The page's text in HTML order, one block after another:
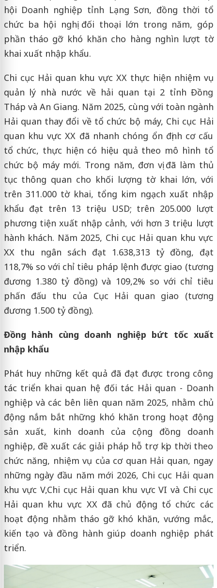
hội Doanh nghiệp tỉnh Lạng Sơn, đồng thời tổ
chức ba hội nghị đối thoại lớn trong năm, góp
phần tháo gỡ khó khăn cho hàng nghìn lượt tờ
khai xuất nhập khẩu.
Chi cục Hải quan khu vực XX thực hiện nhiệm vụ
quản lý nhà nước về hải quan tại 2 tỉnh Đồng
Tháp và An Giang. Năm 2025, cùng với toàn ngành
Hải quan thay đổi về tổ chức bộ máy, Chi cục Hải
quan khu vực XX đã nhanh chóng ổn định cơ cấu
tổ chức, thực hiện có hiệu quả theo mô hình tổ
chức bộ máy mới. Trong năm, đơn vị đã làm thủ
tục thông quan cho khối lượng tờ khai lớn, với
trên 311.000 tờ khai, tổng kim ngạch xuất nhập
khẩu đạt trên 13 triệu USD; trên 205.000 lượt
phương tiện xuất nhập cảnh, với hơn 3 triệu lượt
hành khách. Năm 2025, Chi cục Hải quan khu vực
XX thu ngân sách đạt 1.638,313 tỷ đồng, đạt
118,7% so với chỉ tiêu pháp lệnh được giao (tương
đương 1.380 tỷ đồng) và 109,2% so với chỉ tiêu
phấn đấu thu của Cục Hải quan giao (tương
đương 1.500 tỷ đồng).
Đồng hành cùng doanh nghiệp bứt tốc xuất
nhập khẩu
Phát huy những kết quả đã đạt được trong công
tác triển khai quan hệ đối tác Hải quan - Doanh
nghiệp và các bên liên quan năm 2025, nhằm chủ
động nắm bắt những khó khăn trong hoạt động
sản xuất, kinh doanh của cộng đồng doanh
nghiệp, đề xuất các giải pháp hỗ trợ kịp thời theo
chức năng, nhiệm vụ của cơ quan Hải quan, ngay
những ngày đầu năm mới 2026, Chi cục Hải quan
khu vực V,Chi cục Hải quan khu vực VI và Chi cục
Hải quan khu vực XX đã chủ động tổ chức các
hoạt động nhằm tháo gỡ khó khăn, vướng mắc,
kiến tạo và đồng hành giúp doanh nghiệp phát
triển.